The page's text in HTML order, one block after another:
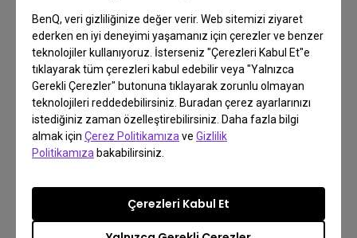
BenQ, veri gizliliğinize değer verir. Web sitemizi ziyaret
ederken en iyi deneyimi yaşamanız için çerezler ve benzer
teknolojiler kullanıyoruz. İsterseniz "Çerezleri Kabul Et"e
tıklayarak tüm çerezleri kabul edebilir veya "Yalnızca
Gerekli Çerezler" butonuna tıklayarak zorunlu olmayan
teknolojileri reddedebilirsiniz. Buradan çerez ayarlarınızı
istediğiniz zaman özelleştirebilirsiniz. Daha fazla bilgi
almak için Çerez Politikamıza ve Gizlilik
Politikamıza bakabilirsiniz.
Çerezleri Kabul Et